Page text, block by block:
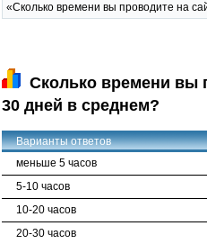
«Сколько времени вы проводите на
Сколько времени вы
30 дней в среднем?
Варианты ответов
меньше 5 часов
5-10 часов
10-20 часов
20-30 часов